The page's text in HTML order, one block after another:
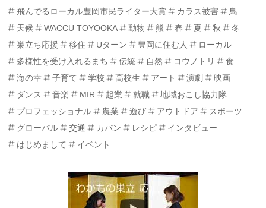
飛んでるローカル豊岡市民ライター大賞
カラス被害
鳥
天候
WACCU TOYOOKA 動物 熊 春 夏 秋
冬
巣立ち応援
移住 Uターン 豊岡に住む人
ローカル
多様性を受け入れるまち
伝統 自然 コウノトリ
食
海の幸
子育て 学校 高校生 アート 演劇
映画
ダンス
音楽 MIR 起業 就職
地域おこし協力隊
プロフェッショナル
農業 遊び アウトドア
スポーツ
グローバル
交通 カバン レシピ
インタビュー
はじめまして
イベント